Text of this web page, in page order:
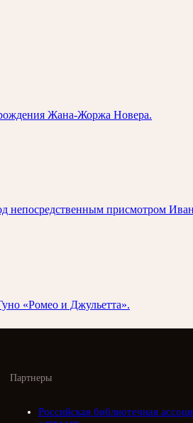
Жана-Жоржа Новера.
присмотром
«Ромео и Джульетта».
Партнеры
Российская библиотечная